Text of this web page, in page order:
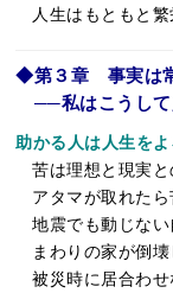
人生はもともと
◆第３章 事実は
──私はこうして
助かる人は人生を
苦は理想と現実
アタマが取れた
地震でも動じな
まわりの家が倒
被災時に居合わ